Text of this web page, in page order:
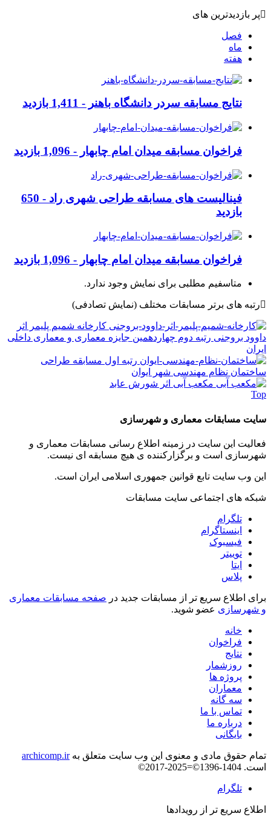
پر بازدیدترین های
فصل
ماه
هفته
نتایج مسابقه سردر دانشگاه باهنر - 1,411 بازدید
فراخوان مسابقه میدان امام چابهار - 1,096 بازدید
فینالیست های مسابقه طراحی شهری راد - 650
بازدید
فراخوان مسابقه میدان امام چابهار - 1,096 بازدید
متاسفیم مطلبی برای نمایش وجود ندارد.
رتبه های برتر مسابقات مختلف (نمایش تصادفی)
کارخانه شمیم پلیمر اثر
داوود بروجنی رتبه دوم چهاردهمین جایزه معماری و معماری داخلی
ایران
رتبه اول مسابقه طراحی
ساختمان نظام مهندسی شهر ایوان
مکعب آبی اثر شورش عابد
Top
سایت مسابقات معماری و شهرسازی
فعالیت این سایت در زمینه اطلاع رسانی مسابقات معماری و
شهرسازی است و برگزارکننده ی هیچ مسابقه ای نیست.
این وب سایت تابع قوانین جمهوری اسلامی ایران است.
شبکه های اجتماعی سایت مسابقات
تلگرام
اینستاگرام
فیسبوک
توییتر
ایتا
پلاس
برای اطلاع سریع تر از مسابقات جدید در صفحه مسابقات معماری
و شهرسازی عضو شوید.
خانه
فراخوان
نتایج
روزشمار
پروژه ها
معماران
سه گانه
تماس با ما
درباره ما
بایگانی
تمام حقوق مادی و معنوی این وب سایت متعلق بهarchicomp.ir
است. 1404-1396©=2025-2017©
تلگرام
اطلاع سریع تر از رویدادها